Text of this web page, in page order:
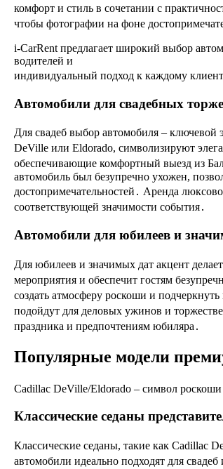
комфорт и стиль в сочетании с
чтобы фотографии на фоне
i-CarRent предлагает широкий выбор
водителей и
индивидуальный подход к каждому
Автомобили для свадебных
Для свадеб выбор автомобиля – ключевой
DeVille или Eldorado, символизируют
обеспечивающие комфортный выезд из
автомобиль был безупречно ухожен,
достопримечательностей․ Аренда
соответствующей значимости события․
Автомобили для юбилеев и
Для юбилеев и значимых дат акцент
мероприятия и обеспечит гостям
создать атмосферу роскоши и
подойдут для деловых ужинов и
праздника и предпочтениям юбиляра․
Популярные модели
Cadillac DeVille/Eldorado – символ
Классические седаны
Классические седаны, такие как Cadillac
автомобили идеально подходят для